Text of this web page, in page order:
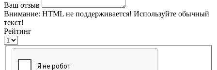
Ваш отзыв
Внимание: HTML не поддерживается! Используйте обычный
текст!
Рейтинг